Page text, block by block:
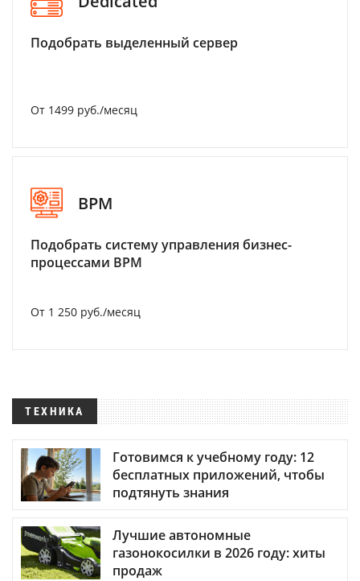
Подобрать выделенный сервер
От 1499 руб./месяц
BPM
Подобрать систему управления бизнес-
процессами BPM
От 1 250 руб./месяц
ТЕХНИКА
Готовимся к учебному году: 12
бесплатных приложений, чтобы
подтянуть знания
Лучшие автономные
газонокосилки в 2026 году: хиты
продаж